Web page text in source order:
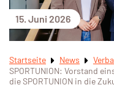
15. Juni 2026
Startseite News
SPORTUNION: Vorstand
die SPORTUNION in die